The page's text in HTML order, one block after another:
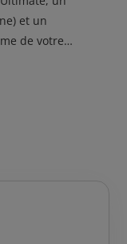
et un
de votre
par la
éliminées.